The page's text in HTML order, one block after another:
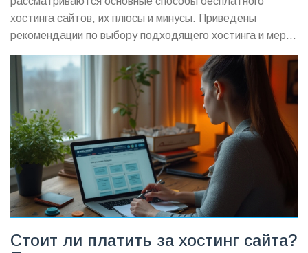
хостинга сайтов, их плюсы и минусы. Приведены
рекомендации по выбору подходящего хостинга и меры
предосторожности, чтобы избежать проблем. Изучите
все аспекты бесплатного веб-хостинга перед тем, как
Стоит ли платить за хостинг сайта?